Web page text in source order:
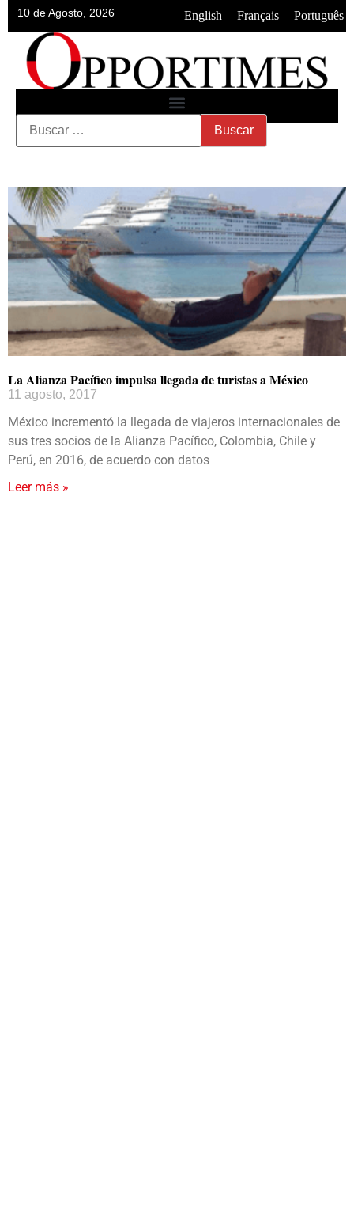
10 de Agosto, 2026 English Français Português
La Alianza Pacífico impulsa llegada de turistas a México
11 agosto, 2017
México incrementó la llegada de viajeros internacionales de
sus tres socios de la Alianza Pacífico, Colombia, Chile y
Perú, en 2016, de acuerdo con datos
Leer más »